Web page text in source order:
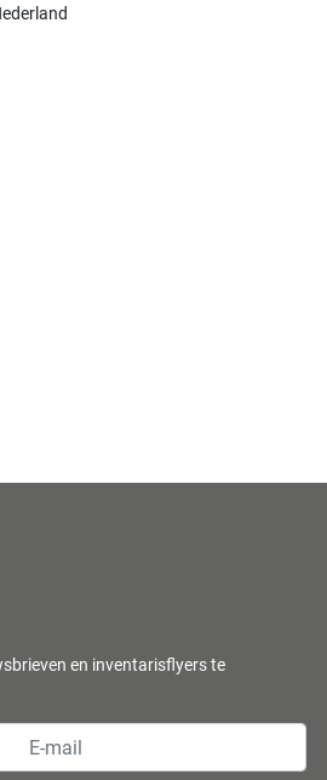
en inventarisflyers te